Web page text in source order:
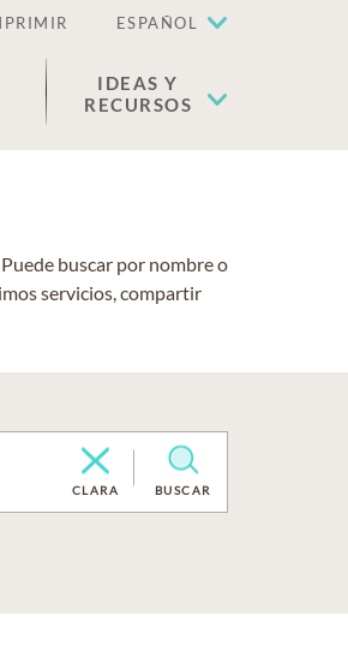
ESPAÑOL
IDEAS Y
RECURSOS
buscar por nombre o
servicios, compartir
CLARA BUSCAR